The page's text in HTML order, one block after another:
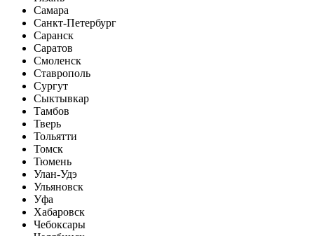
Самара
Санкт-Петербург
Саранск
Саратов
Смоленск
Ставрополь
Сургут
Сыктывкар
Тамбов
Тверь
Тольятти
Томск
Тюмень
Улан-Удэ
Ульяновск
Уфа
Хабаровск
Чебоксары